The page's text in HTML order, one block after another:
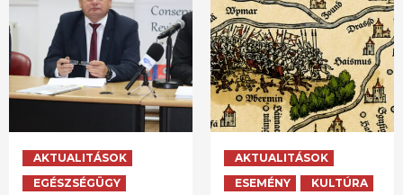
AKTUALITÁSOK
EGÉSZSÉGÜGY
AKTUALITÁSOK
ESEMÉNY
KULTÚRA